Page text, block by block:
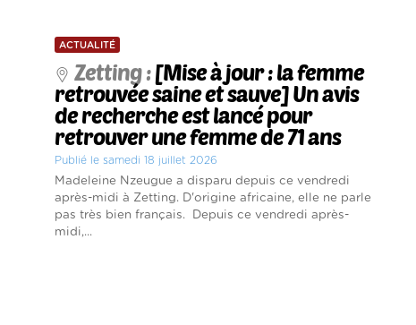
ACTUALITÉ
Zetting :[Mise à jour : la femme
retrouvée saine et sauve] Un avis
de recherche est lancé pour
retrouver une femme de 71 ans
Publié le samedi 18 juillet 2026
Madeleine Nzeugue a disparu depuis ce vendredi
après-midi à Zetting. D'origine africaine, elle ne parle
pas très bien français. Depuis ce vendredi après-
midi,...